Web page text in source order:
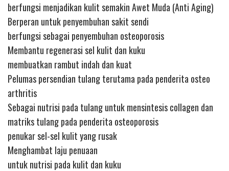
berfungsi menjadikan kulit semakin Awet Muda (Anti Aging)
Berperan untuk penyembuhan sakit sendi
berfungsi sebagai penyembuhan osteoporosis
Membantu regenerasi sel kulit dan kuku
membuatkan rambut indah dan kuat
Pelumas persendian tulang terutama pada penderita osteo
arthritis
Sebagai nutrisi pada tulang untuk mensintesis collagen dan
matriks tulang pada penderita osteoporosis
penukar sel-sel kulit yang rusak
Menghambat laju penuaan
untuk nutrisi pada kulit dan kuku